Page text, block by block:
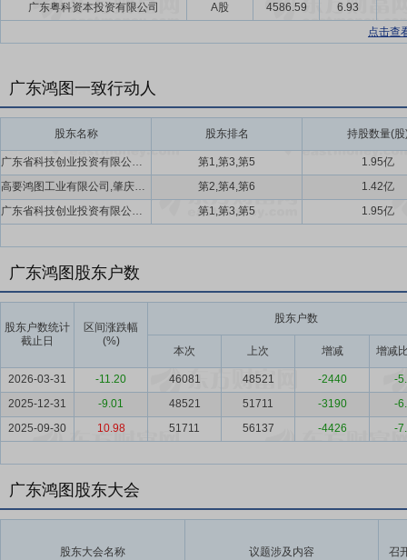
广东粤科资本投资有限公司
A股 4586.59
6.93
点击查
广东鸿图一致行动人
股东名称 股东排名 持股数量(股
广东省科技创业投资有限公司,广东省科技风险投资有限公司,广东粤科资本投资有限公司 第1,第3,第5
1.95亿
高要鸿图工业有限公司,肇庆市高要区国有资产经营有限公司,肇庆市高要区高宏产业投资发展集团有限公司
第2,第4,第6
1.42亿
广东省科技创业投资有限公司,广东省科技风险投资有限公司,广东粤科资本投资有限公司
第1,第3,第5 1.95亿
广东鸿图股东户数
股东户数统计
截止日
区间涨跌幅
(%)
股东户数
本次 上次 增减 增减
2026-03-31 -11.20 46081 48521 -2440
-
2025-12-31
-9.01 48521 51711 -3190
-
2025-09-30
10.98 51711 56137 -4426 -
广东鸿图股东大会
股东大会名称 议题涉及内容 召